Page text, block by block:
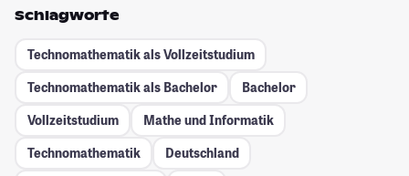
Schlagworte
Technomathematik als Vollzeitstudium
Technomathematik als Bachelor
Bachelor
Vollzeitstudium
Mathe und Informatik
Technomathematik
Deutschland